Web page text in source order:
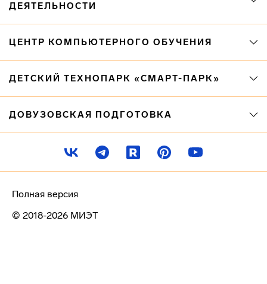
ДЕЯТЕЛЬНОСТИ
ЦЕНТР КОМПЬЮТЕРНОГО ОБУЧЕНИЯ
ДЕТСКИЙ ТЕХНОПАРК «СМАРТ-ПАРК»
ДОВУЗОВСКАЯ ПОДГОТОВКА
© 2018-2026 МИЭТ
Полная версия